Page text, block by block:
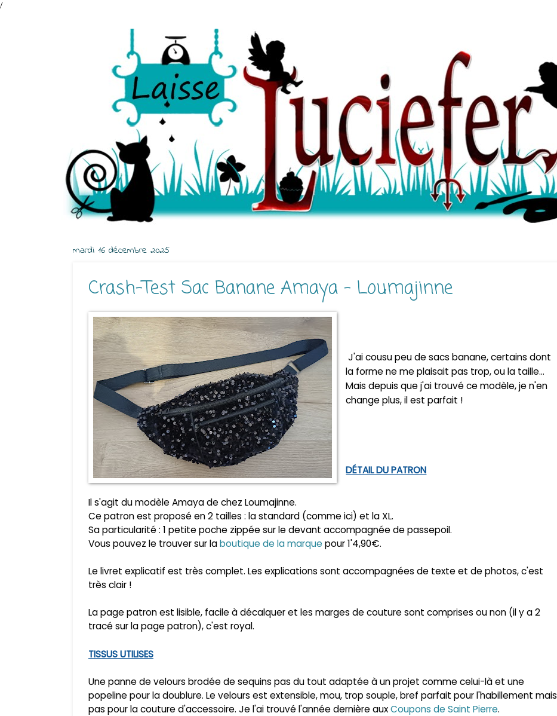
/
mardi 16 décembre 2025
Crash-Test Sac Banane Amaya - Loumajinne
J'ai cousu peu de sacs banane, certains dont
la forme ne me plaisait pas trop, ou la taille...
Mais depuis que j'ai trouvé ce modèle, je n'en
change plus, il est parfait !
DÉTAIL DU PATRON
Il s'agit du modèle Amaya de chez Loumajinne.
Ce patron est proposé en 2 tailles : la standard (comme ici) et la XL.
Sa particularité : 1 petite poche zippée sur le devant accompagnée de passepoil.
Vous pouvez le trouver sur laboutique de la marque pour 1'4,90€.
Le livret explicatif est très complet. Les explications sont accompagnées de texte et de photos, c'est
très clair !
La page patron est lisible, facile à décalquer et les marges de couture sont comprises ou non (il y a 2
tracé sur la page patron), c'est royal.
TISSUS UTILISES
Une panne de velours brodée de sequins pas du tout adaptée à un projet comme celui-là et une
popeline pour la doublure. Le velours est extensible, mou, trop souple, bref parfait pour l'habillement mais
pas pour la couture d'accessoire. Je l'ai trouvé l'année dernière auxCoupons de Saint Pierre.